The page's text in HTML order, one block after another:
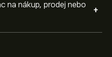
na nákup, prodej nebo
+